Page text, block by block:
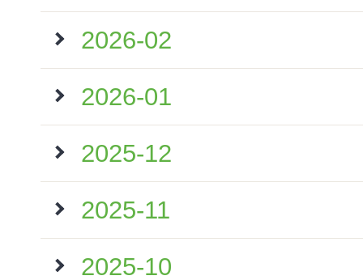
2026-02
2026-01
2025-12
2025-11
2025-10